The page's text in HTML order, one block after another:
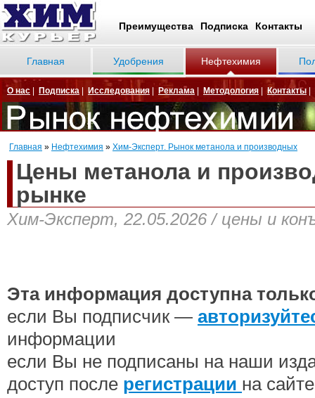
Преимущества Подписка Контакты
Главная Удобрения Нефтехимия
О нас Подписка Исследования Реклама Методология |Контакты
Главная » Нефтехимия » Хим-Эксперт. Рынок метанола и производных
Цены метанола и
рынке
Хим-Эксперт, 22.05.2026 / цены и
Эта информация доступна
если Вы подписчик —
информации
если Вы не подписаны на наши
доступ после регистрации на сайте